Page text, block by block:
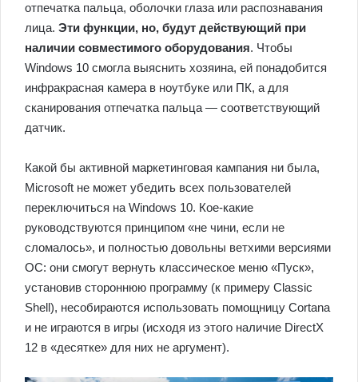
отпечатка пальца, оболочки глаза или распознавания
лица. Эти функции, но, будут действующий при
наличии совместимого оборудования. Чтобы
Windows 10 смогла выяснить хозяина, ей понадобится
инфракрасная камера в ноутбуке или ПК, а для
сканирования отпечатка пальца — соответствующий
датчик.
Какой бы активной маркетинговая кампания ни была,
Microsoft не может убедить всех пользователей
переключиться на Windows 10. Кое-какие
руководствуются принципом «не чини, если не
сломалось», и полностью довольны ветхими версиями
ОС: они смогут вернуть классическое меню «Пуск»,
установив стороннюю программу (к примеру Classic
Shell), несобираются использовать помощницу Cortana
и не играются в игры (исходя из этого наличие DirectX
12 в «десятке» для них не аргумент).